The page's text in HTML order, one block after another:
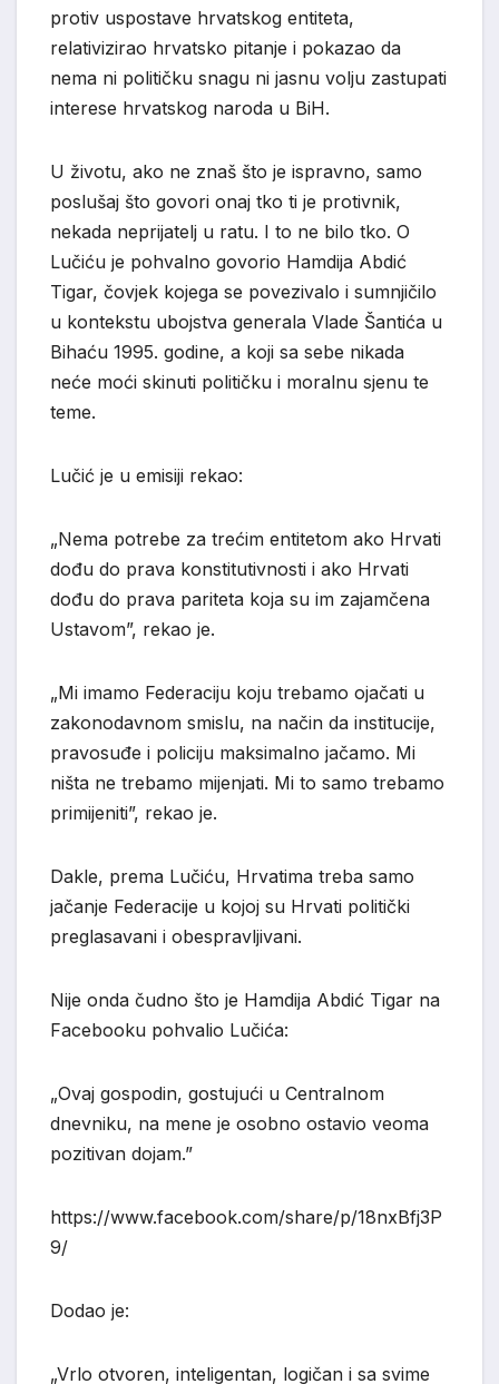
protiv uspostave hrvatskog entiteta,
relativizirao hrvatsko pitanje i pokazao da
nema ni političku snagu ni jasnu volju zastupati
interese hrvatskog naroda u BiH.
U životu, ako ne znaš što je ispravno, samo
poslušaj što govori onaj tko ti je protivnik,
nekada neprijatelj u ratu. I to ne bilo tko. O
Lučiću je pohvalno govorio Hamdija Abdić
Tigar, čovjek kojega se povezivalo i sumnjičilo
u kontekstu ubojstva generala Vlade Šantića u
Bihaću 1995. godine, a koji sa sebe nikada
neće moći skinuti političku i moralnu sjenu te
teme.
Lučić je u emisiji rekao:
„Nema potrebe za trećim entitetom ako Hrvati
dođu do prava konstitutivnosti i ako Hrvati
dođu do prava pariteta koja su im zajamčena
Ustavom”, rekao je.
„Mi imamo Federaciju koju trebamo ojačati u
zakonodavnom smislu, na način da institucije,
pravosuđe i policiju maksimalno jačamo. Mi
ništa ne trebamo mijenjati. Mi to samo trebamo
primijeniti”, rekao je.
Dakle, prema Lučiću, Hrvatima treba samo
jačanje Federacije u kojoj su Hrvati politički
preglasavani i obespravljivani.
Nije onda čudno što je Hamdija Abdić Tigar na
Facebooku pohvalio Lučića:
„Ovaj gospodin, gostujući u Centralnom
dnevniku, na mene je osobno ostavio veoma
pozitivan dojam.”
https://www.facebook.com/share/p/18nxBfj3P
9/
Dodao je:
„Vrlo otvoren, inteligentan, logičan i sa svime